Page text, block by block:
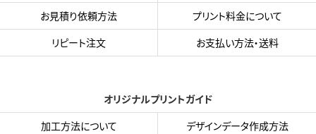
お見積り依頼方法
プリント料金について
リピート注文
お支払い方法・送料
オリジナルプリントガイド
加工方法について
デザインデータ作成方法